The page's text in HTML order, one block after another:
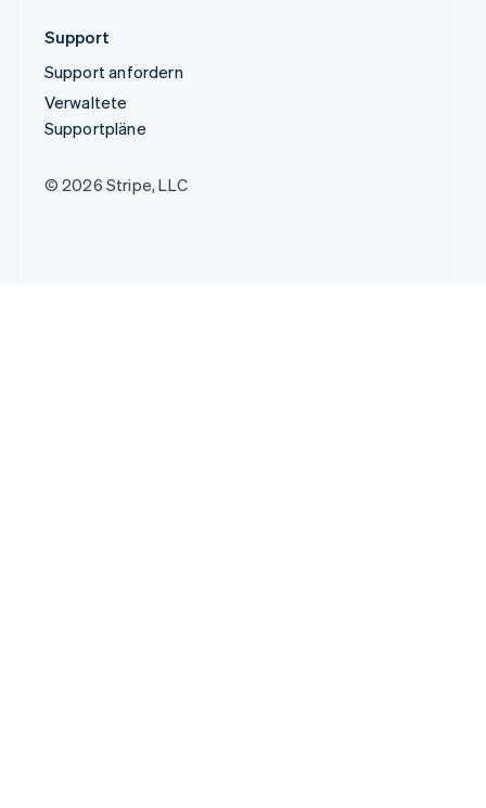
Support
Support anfordern
Verwaltete
Supportpläne
© 2026 Stripe, LLC